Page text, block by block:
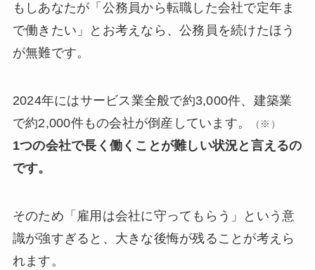
もしあなたが「公務員から転職した会社で定年ま
で働きたい」とお考えなら、公務員を続けたほう
が無難です。
2024年にはサービス業全般で約3,000件、建築業
で約2,000件もの会社が倒産しています。
（※）
1つの会社で長く働くことが難しい状況と言えるの
です。
そのため「雇用は会社に守ってもらう」という意
識が強すぎると、大きな後悔が残ることが考えら
れます。